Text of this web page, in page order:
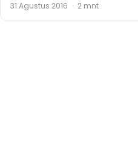
31 Agustus 2016 · 2 mnt